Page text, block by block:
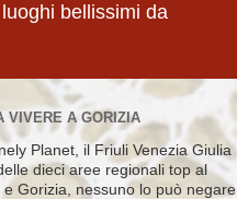
bellissimi da
VIVERE A GORIZIA
Planet, il Friuli Venezia Giulia
dieci aree regionali top al
e Gorizia, nessuno lo può negare